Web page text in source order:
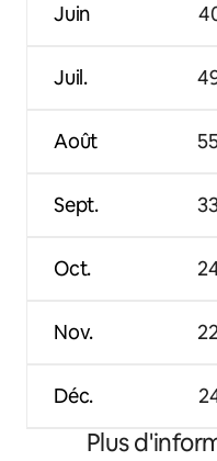
Juin
Juil.
Août
Sept.
Oct.
Nov.
Déc.
Plus